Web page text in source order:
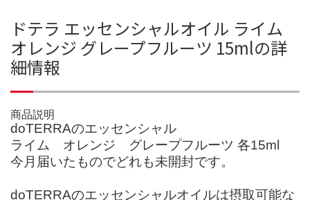
ドテラ エッセンシャルオイル ライム
オレンジ グレープフルーツ 15mlの詳
細情報
商品説明
doTERRAのエッセンシャル
ライム オレンジ グレープフルーツ 各15ml
今月届いたものでどれも未開封です。
doTERRAのエッセンシャルオイルは摂取可能な